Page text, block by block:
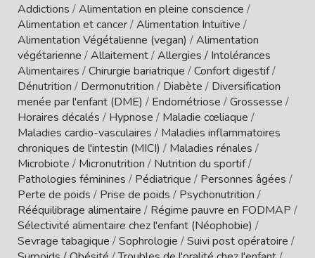
Addictions /Alimentation en pleine conscience /
Alimentation et cancer/Alimentation Intuitive /
Alimentation Végétalienne (vegan) /Alimentation
végétarienne /Allaitement/Allergies / Intolérances
Alimentaires /Chirurgie bariatrique /Confort digestif/
Dénutrition / Dermonutrition / Diabète / Diversification
menée par l'enfant (DME) / Endométriose /Grossesse /
Horaires décalés / Hypnose / Maladie cœliaque /
Maladies cardio-vasculaires / Maladies inflammatoires
chroniques de l'intestin (MICI) / Maladies rénales /
Microbiote / Micronutrition / Nutrition du sportif/
Pathologies féminines / Pédiatrique / Personnes âgées /
Perte de poids / Prise de poids / Psychonutrition /
Rééquilibrage alimentaire / Régime pauvre en FODMAP /
Sélectivité alimentaire chez l'enfant (Néophobie) /
Sevrage tabagique /Sophrologie /Suivi post opératoire /